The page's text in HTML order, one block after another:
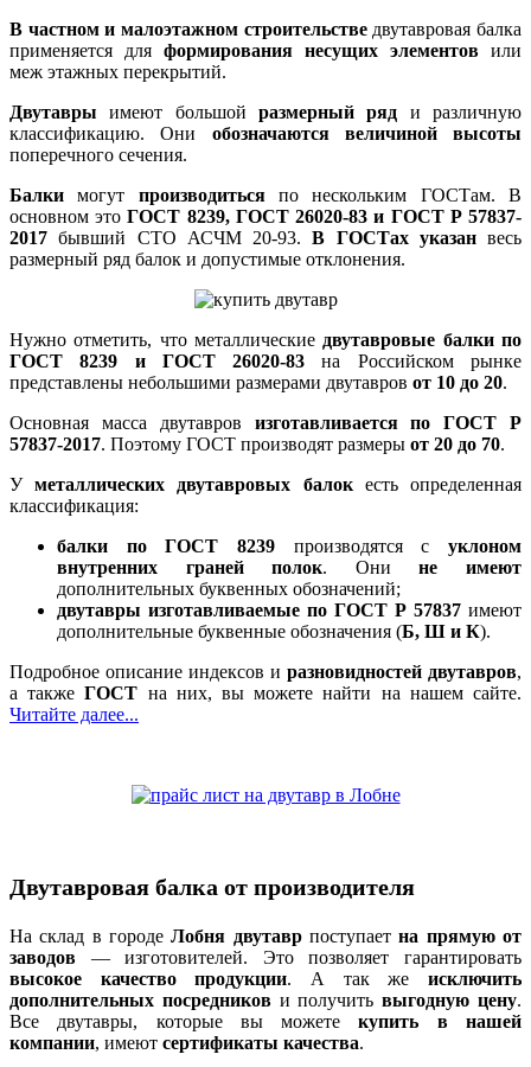
В частном и малоэтажном строительстведвутавровая балка
применяется для формирования несущих элементов или
меж этажных перекрытий.
Двутавры имеют большой размерный ряд и различную
классификацию. Они обозначаются величиной высоты
поперечного сечения.
Балкимогут производитьсяпо нескольким ГОСТам. В
основном этоГОСТ 8239, ГОСТ 26020-83 и ГОСТ Р 57837-
2017 бывший СТО АСЧМ 20-93.В ГОСТах указанвесь
размерный ряд балок и допустимые отклонения.
Нужно отметить, что металлические двутавровые балки по
ГОСТ 8239 и ГОСТ 26020-83 на Российском рынке
представлены небольшими размерами двутавров от 10 до 20.
Основная масса двутавров изготавливается по ГОСТ Р
57837-2017. Поэтому ГОСТ производят размеры от 20 до 70.
Уметаллических двутавровых балокесть определенная
классификация:
балки по ГОСТ 8239 производятся с уклоном
внутренних граней полок. Онине имеют
дополнительных буквенных обозначений;
двутавры изготавливаемые по ГОСТ Р 57837 имеют
дополнительные буквенные обозначения (Б, Ш и К).
Подробное описание индексов и разновидностей двутавров,
а такжеГОСТ на них, вы можете найти на нашем сайте.
Читайте далее...
Двутавровая балка от производителя
На склад в городеЛобня двутаврпоступаетна прямую от
заводов — изготовителей. Это позволяет гарантировать
высокое качество продукции. А так жеисключить
дополнительных посредникови получитьвыгодную цену.
Все двутавры, которые вы можетекупить в нашей
компании, имеют сертификаты качества.